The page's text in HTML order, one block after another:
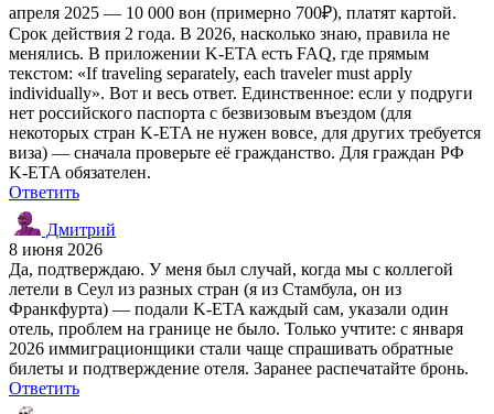
апреля 2025 — 10 000 вон (примерно 700₽), платят картой.
Срок действия 2 года. В 2026, насколько знаю, правила не
менялись. В приложении K-ETA есть FAQ, где прямым
текстом: «If traveling separately, each traveler must apply
individually». Вот и весь ответ. Единственное: если у подруги
нет российского паспорта с безвизовым въездом (для
некоторых стран K-ETA не нужен вовсе, для других требуется
виза) — сначала проверьте её гражданство. Для граждан РФ
K-ETA обязателен.
Ответить
Дмитрий
8 июня 2026
Да, подтверждаю. У меня был случай, когда мы с коллегой
летели в Сеул из разных стран (я из Стамбула, он из
Франкфурта) — подали K-ETA каждый сам, указали один
отель, проблем на границе не было. Только учтите: с января
2026 иммиграционщики стали чаще спрашивать обратные
билеты и подтверждение отеля. Заранее распечатайте бронь.
Ответить